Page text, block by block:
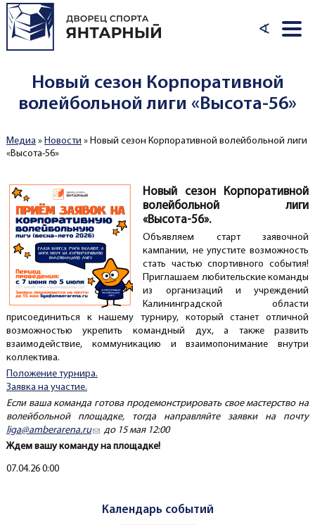
Перейти к основному содержанию
∢
Новый сезон Корпоративной
волейбольной лиги «Высота-56»
Вы здесь
Медиа» Новости » Новый сезон Корпоративной волейбольной лиги
«Высота-56»
Новый сезон Корпоративной
волейбольной лиги
«Высота-56».
Объявляем старт заявочной
кампании, не упустите возможность
стать частью спортивного события!
Приглашаем любительские команды
из организаций и учреждений
Калининградской области
присоединиться к нашему турниру, который станет отличной
возможностью укрепить командный дух, а также развить
взаимодействие, коммуникацию и взаимопонимание внутри
коллектива.
Положение турнира.
Заявка на участие.
Если ваша команда готова продемонстрировать свое мастерство на
волейбольной площадке, тогда направляйте заявки на почту
liga@amberarena.ru(link sends e-mail)
до 15 мая 12:00
Ждем вашу команду на площадке!
Создано
07.04.26 0:00
Календарь событий